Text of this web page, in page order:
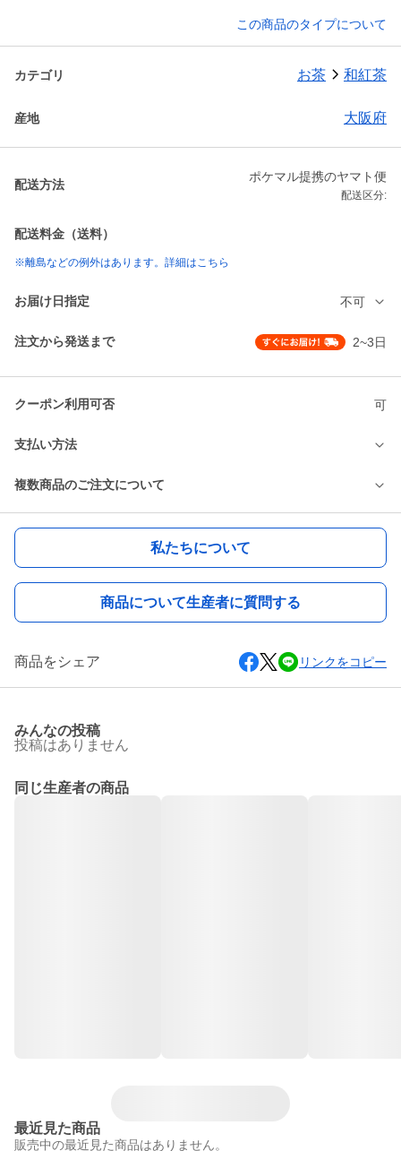
この商品のタイプについて
カテゴリ お茶 和紅茶
産地 大阪府
配送方法
ポケマル提携のヤマト便
配送区分:
配送料金（送料）
※離島などの例外はあります。詳細はこちら
お届け日指定 不可
注文から発送まで 2~3日
クーポン利用可否 可
支払い方法
複数商品のご注文について
私たちについて
商品について生産者に質問する
商品をシェア リンクをコピー
みんなの投稿
投稿はありません
同じ生産者の商品
最近見た商品
販売中の最近見た商品はありません。